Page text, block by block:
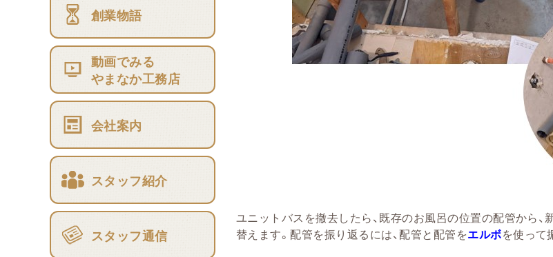
創業物語
動画でみる
やまなか工務店
会社案内
スタッフ紹介
スタッフ通信
ユニットバスを撤去したら、既存のお風呂の位置の配管から、
替えます。配管を振り返るには、配管と配管をエルボを使って